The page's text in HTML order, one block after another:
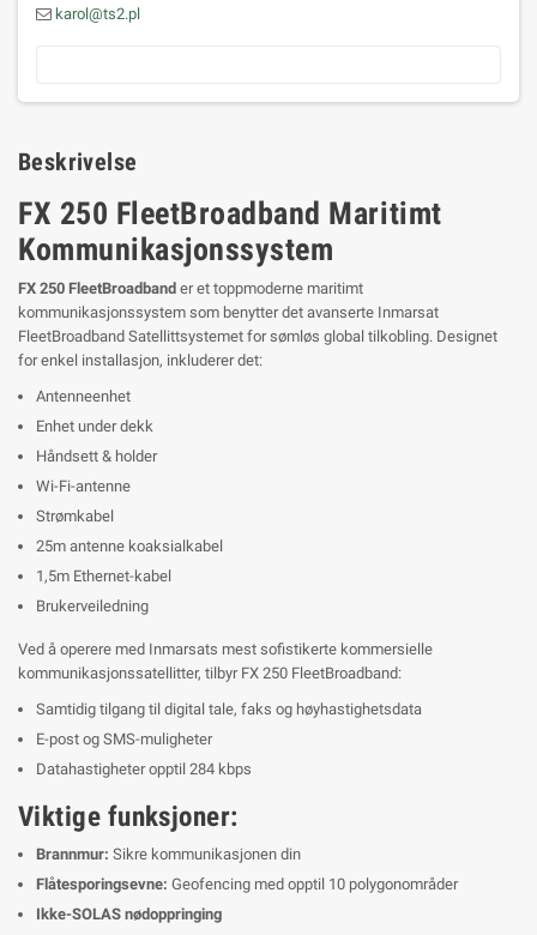
karol@ts2.pl
Beskrivelse
FX 250 FleetBroadband Maritimt
Kommunikasjonssystem
FX 250 FleetBroadband er et toppmoderne maritimt
kommunikasjonssystem som benytter det avanserte Inmarsat
FleetBroadband Satellittsystemet for sømløs global tilkobling. Designet
for enkel installasjon, inkluderer det:
Antenneenhet
Enhet under dekk
Håndsett & holder
Wi-Fi-antenne
Strømkabel
25m antenne koaksialkabel
1,5m Ethernet-kabel
Brukerveiledning
Ved å operere med Inmarsats mest sofistikerte kommersielle
kommunikasjonssatellitter, tilbyr FX 250 FleetBroadband:
Samtidig tilgang til digital tale, faks og høyhastighetsdata
E-post og SMS-muligheter
Datahastigheter opptil 284 kbps
Viktige funksjoner:
Brannmur: Sikre kommunikasjonen din
Flåtesporingsevne: Geofencing med opptil 10 polygonområder
Ikke-SOLAS nødoppringing